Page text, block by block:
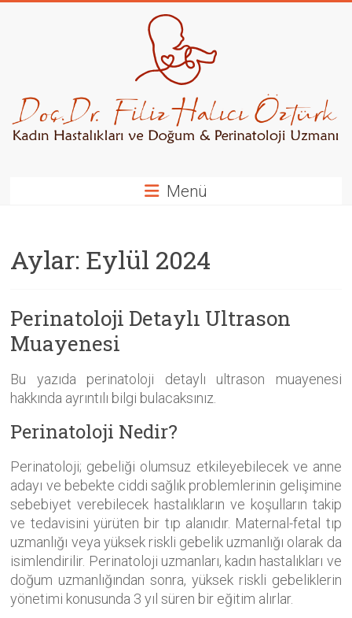
Kadın
Hastalıkları
ve
Menü
Aylar: Eylül 2024
Perinatoloji Detaylı Ultrason
Muayenesi
Bu yazıda perinatoloji detaylı ultrason muayenesi
hakkında ayrıntılı bilgi bulacaksınız.
Perinatoloji Nedir?
Perinatoloji; gebeliği olumsuz etkileyebilecek ve anne
adayı ve bebekte ciddi sağlık problemlerinin gelişimine
sebebiyet verebilecek hastalıkların ve koşulların takip
ve tedavisini yürüten bir tıp alanıdır. Maternal-fetal tıp
uzmanlığı veya yüksek riskli gebelik uzmanlığı olarak da
isimlendirilir. Perinatoloji uzmanları, kadın hastalıkları ve
doğum uzmanlığından sonra, yüksek riskli gebeliklerin
yönetimi konusunda 3 yıl süren bir eğitim alırlar.